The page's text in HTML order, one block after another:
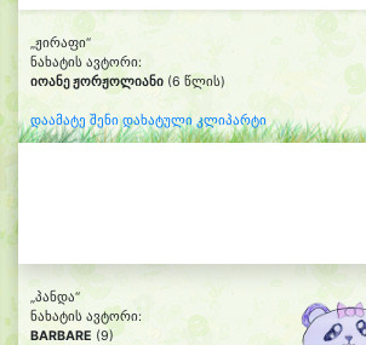
„ჟირაფი“
ნახატის ავტორი:
იოანე ჟორჟოლიანი (6 წლის)
დაამატე შენი დახატული კლიპარტი
„პანდა“
ნახატის ავტორი:
BARBARE (9)